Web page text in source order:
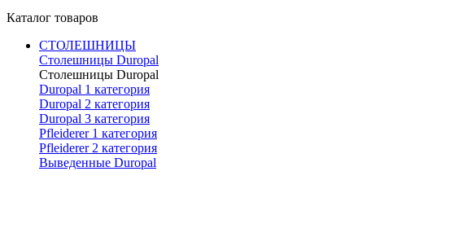
Каталог товаров
СТОЛЕШНИЦЫ
Столешницы Duropal
Столешницы Duropal
Duropal 1 категория
Duropal 2 категория
Duropal 3 категория
Pfleiderer 1 категория
Pfleiderer 2 категория
Выведенные Duropal